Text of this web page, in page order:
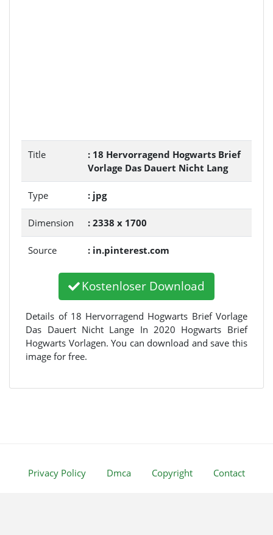
Title
: 18 Hervorragend Hogwarts Brief
Vorlage Das Dauert Nicht Lang
Type : jpg
Dimension : 2338 x 1700
Source : in.pinterest.com
Kostenloser Download
Details of 18 Hervorragend Hogwarts Brief Vorlage
Das Dauert Nicht Lange In 2020 Hogwarts Brief
Hogwarts Vorlagen. You can download and save this
image for free.
Privacy Policy Dmca Copyright Contact